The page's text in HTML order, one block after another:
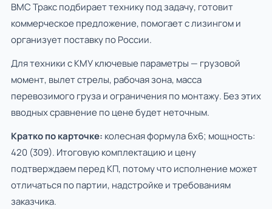
ВМС Тракс подбирает технику под задачу, готовит
коммерческое предложение, помогает с лизингом и
организует поставку по России.
Для техники с КМУ ключевые параметры — грузовой
момент, вылет стрелы, рабочая зона, масса
перевозимого груза и ограничения по монтажу. Без этих
вводных сравнение по цене будет неточным.
Кратко по карточке: колесная формула 6х6; мощность:
420 (309). Итоговую комплектацию и цену
подтверждаем перед КП, потому что исполнение может
отличаться по партии, надстройке и требованиям
заказчика.